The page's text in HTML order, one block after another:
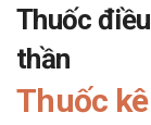
Thuốc
thần
Thuốc